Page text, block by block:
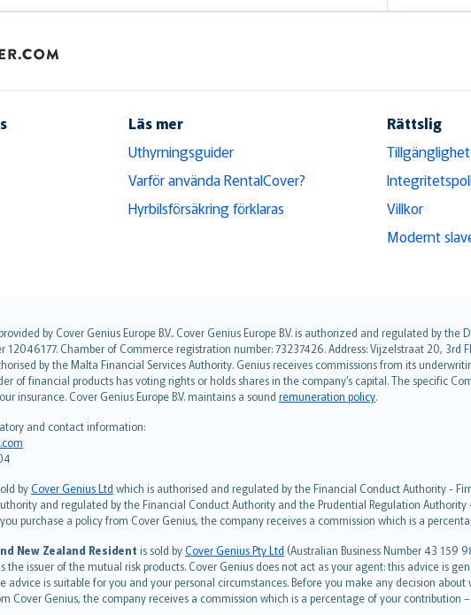
Läs mer
Uthyrningsguider
Varför använda RentalCover?
Hyrbilsförsäkring förklaras
Rättslig
Tillgänglighet
Villkor
Modernt
by Cover Genius Europe B.V.. Cover Genius Europe B.V. is authorized and regulated by
12046177. Chamber of Commerce registration number: 73237426. Address: Vijzelstraat 20,
by the Malta Financial Services Authority. Genius receives commissions from its
of financial products has voting rights or holds shares in the company’s capital. The specific
insurance. Cover Genius Europe B.V. maintains a sound remuneration policy.
and contact information:
byCover Genius Ltd which is authorised and regulated by the Financial Conduct Authority -
and regulated by the Financial Conduct Authority and the Prudential Regulation
purchase a policy from Cover Genius, the company receives a commission which is a
New Zealand Resident is sold byCover Genius Pty Ltd (Australian Business Number 43 159
issuer of the mutual risk products. Cover Genius does not act as your agent: this advice is
advice is suitable for you and your personal circumstances. Before you make any decision
Cover Genius, the company receives a commission which is a percentage of your contribution